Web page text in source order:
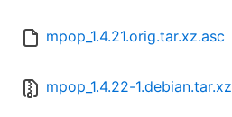
mpop_1.4.21.orig.tar.xz.asc
mpop_1.4.22-1.debian.tar.xz